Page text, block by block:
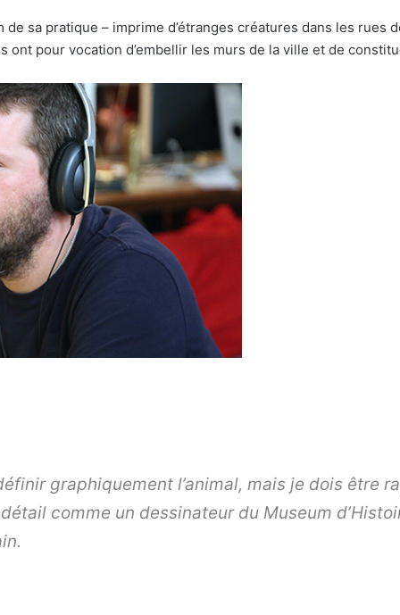
sa pratique – imprime d’étranges créatures dans les rues
pour vocation d’embellir les murs de la ville et de
graphiquement l’animal, mais je dois être
comme un dessinateur du Museum